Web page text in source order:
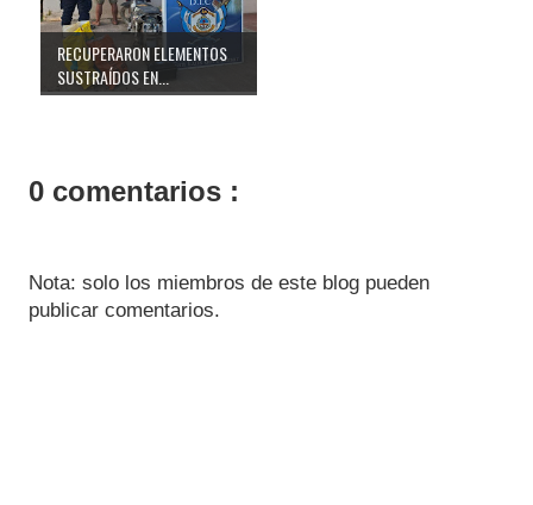
RECUPERARON ELEMENTOS
SUSTRAÍDOS EN...
0 comentarios :
Nota: solo los miembros de este blog pueden
publicar comentarios.